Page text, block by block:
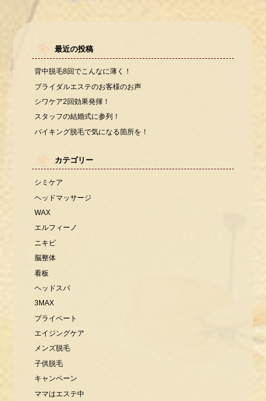
最近の投稿
背中脱毛8回でこんなに薄く！
ブライダルエステのお客様のお声
シワケア2回効果発揮！
スタッフの結婚式に参列！
バイキング脱毛で気になる箇所を！
カテゴリー
シミケア
ヘッドマッサージ
WAX
エルフィーノ
ニキビ
脳整体
看板
ヘッドスパ
3MAX
プライベート
エイジングケア
メンズ脱毛
子供脱毛
キャンペーン
ママはエステ中